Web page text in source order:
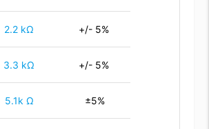
2.2 kΩ +/- 5%
3.3 kΩ +/- 5%
5.1k Ω ±5%